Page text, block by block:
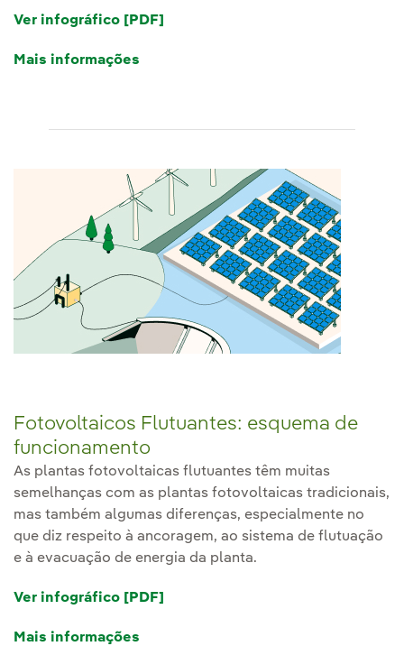
Ver infográfico [PDF]
Mais informações
Fotovoltaicos Flutuantes: esquema de
funcionamento
As plantas fotovoltaicas flutuantes têm muitas
semelhanças com as plantas fotovoltaicas tradicionais,
mas também algumas diferenças, especialmente no
que diz respeito à ancoragem, ao sistema de flutuação
e à evacuação de energia da planta.
Ver infográfico [PDF]
Mais informações